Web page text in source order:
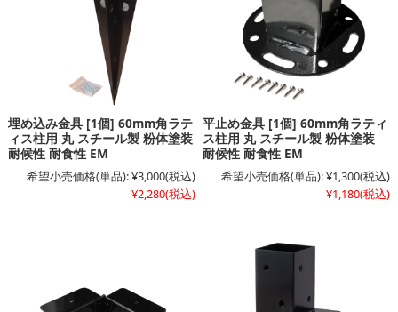
埋め込み金具 [1個] 60mm角ラテ
ィス柱用 丸 スチール製 粉体塗装
耐候性 耐食性 EM
希望小売価格(単品):¥3,000(税込)
¥2,280(税込)
平止め金具 [1個] 60mm角ラティ
ス柱用 丸 スチール製 粉体塗装
耐候性 耐食性 EM
希望小売価格(単品):¥1,300(税込)
¥1,180(税込)